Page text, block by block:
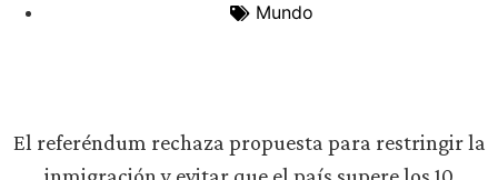
Mundo
El referéndum rechaza propuesta para restringir la